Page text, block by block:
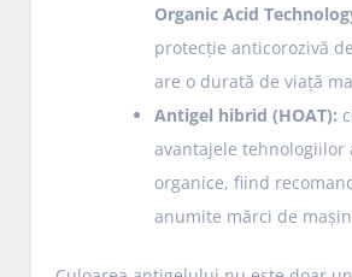
Organic Acid
protecție anticorozivă
are o durată de viață
Antigel hibrid (HOAT):
avantajele tehnologiilor
organice, fiind
anumite mărci de